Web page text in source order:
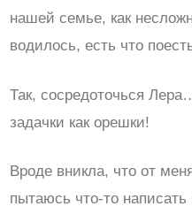
нашей семье, как
водилось, есть что
Так, сосредоточься
задачки как орешки!
Вроде вникла, что от
пытаюсь что-то